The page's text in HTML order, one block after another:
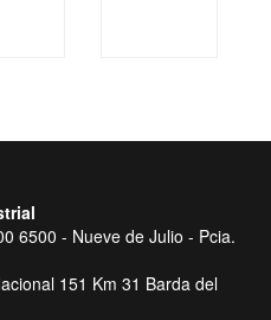
6500 - Nueve de Julio - Pcia.
151 Km 31 Barda del